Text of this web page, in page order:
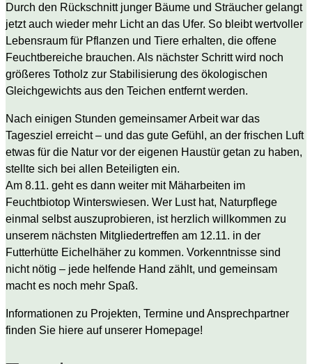
Durch den Rückschnitt junger Bäume und Sträucher gelangt
jetzt auch wieder mehr Licht an das Ufer. So bleibt wertvoller
Lebensraum für Pflanzen und Tiere erhalten, die offene
Feuchtbereiche brauchen. Als nächster Schritt wird noch
größeres Totholz zur Stabilisierung des ökologischen
Gleichgewichts aus den Teichen entfernt werden.
Nach einigen Stunden gemeinsamer Arbeit war das
Tagesziel erreicht – und das gute Gefühl, an der frischen Luft
etwas für die Natur vor der eigenen Haustür getan zu haben,
stellte sich bei allen Beteiligten ein.
Am 8.11. geht es dann weiter mit Mäharbeiten im
Feuchtbiotop Winterswiesen. Wer Lust hat, Naturpflege
einmal selbst auszuprobieren, ist herzlich willkommen zu
unserem nächsten Mitgliedertreffen am 12.11. in der
Futterhütte Eichelhäher zu kommen. Vorkenntnisse sind
nicht nötig – jede helfende Hand zählt, und gemeinsam
macht es noch mehr Spaß.
Informationen zu Projekten, Termine und Ansprechpartner
finden Sie hiere auf unserer Homepage!